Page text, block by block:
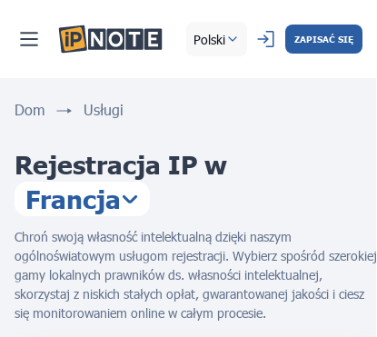
Polski ZAPISAĆ SIĘ
Dom Usługi
Rejestracja IP w
Francja
Chroń swoją własność intelektualną dzięki naszym
ogólnoświatowym usługom rejestracji. Wybierz spośród szerokiej
gamy lokalnych prawników ds. własności intelektualnej,
skorzystaj z niskich stałych opłat, gwarantowanej jakości i ciesz
się monitorowaniem online w całym procesie.